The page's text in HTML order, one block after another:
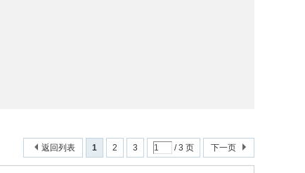
1 2 3 / 3 页 下一页
返回列表